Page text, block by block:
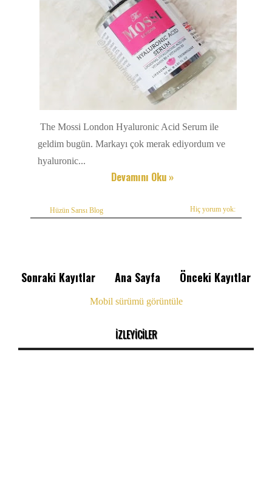
The Mossi London Hyaluronic Acid Serum ile
geldim bugün. Markayı çok merak ediyordum ve
hyaluronic...
Devamını Oku »
Hüzün Sarısı Blog Hiç yorum yok:
Sonraki Kayıtlar Önceki Kayıtlar
Ana Sayfa
Mobil sürümü görüntüle
İZLEYİCİLER